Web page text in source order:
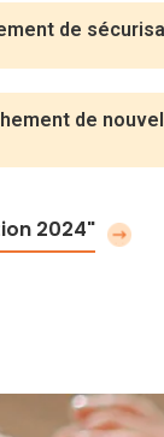
de
de
2024"